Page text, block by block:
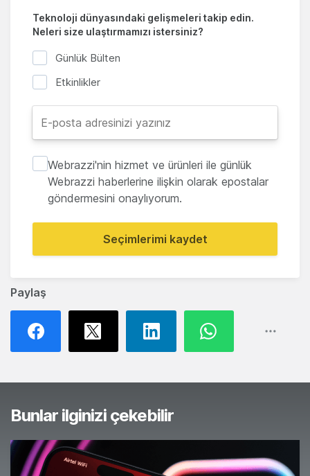
Paylaş
Teknoloji dünyasındaki gelişmeleri takip edin.
Neleri size ulaştırmamızı istersiniz?
Günlük Bülten
Etkinlikler
Webrazzi'nin hizmet ve ürünleri ile günlük
Webrazzi haberlerine ilişkin olarak epostalar
göndermesini onaylıyorum.
Seçimlerimi kaydet
Bunlar ilginizi çekebilir